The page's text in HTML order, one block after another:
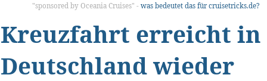
"sponsored by Oceania Cruises" - was bedeutet das für cruisetricks.de?
Kreuzfahrt erreicht in
Deutschland wieder